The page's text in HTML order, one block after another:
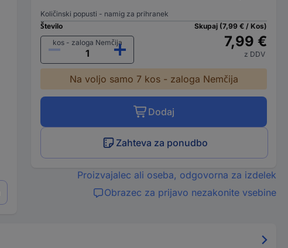
Količinski popusti - namig za prihranek
Število
kos - zaloga Nemčija
Skupaj (7,99 € / Kos)
7,99 €
z DDV
Na voljo samo 7 kos - zaloga Nemčija
Dodaj
Zahteva za ponudbo
Proizvajalec ali oseba, odgovorna za izdelek
Obrazec za prijavo nezakonite vsebine